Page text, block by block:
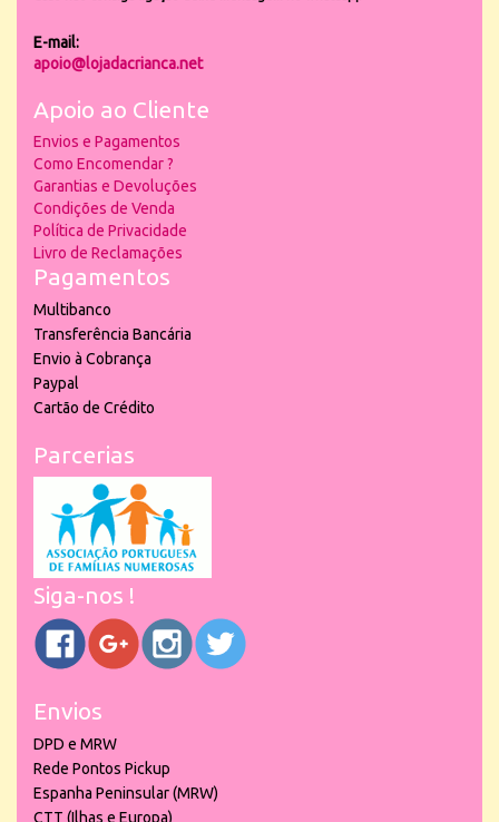
E-mail:
apoio@lojadacrianca.net
Apoio ao Cliente
Envios e Pagamentos
Como Encomendar ?
Garantias e Devoluções
Condições de Venda
Política de Privacidade
Livro de Reclamações
Pagamentos
Multibanco
Transferência Bancária
Envio à Cobrança
Paypal
Cartão de Crédito
Parcerias
Siga-nos !
Envios
DPD e MRW
Rede Pontos Pickup
Espanha Peninsular (MRW)
CTT (Ilhas e Europa)